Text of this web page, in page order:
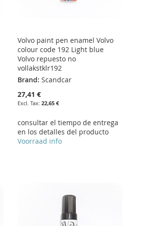
Volvo paint pen enamel Volvo
colour code 192 Light blue
Volvo repuesto no
vollakstklr192
Brand: Scandcar
27,41 €
22,65 €
consultar el tiempo de entrega
en los detalles del producto
Voorraad info